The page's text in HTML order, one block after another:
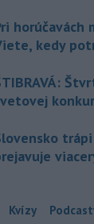
horúčavách
kedy
Kvízy